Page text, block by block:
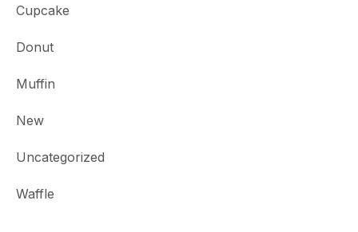
Cupcake
Donut
Muffin
New
Uncategorized
Waffle